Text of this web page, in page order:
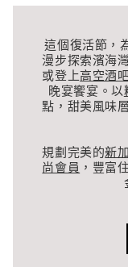
這個復活節，
漫步探索濱海
或登上高空酒
晚宴饗宴。以
點，甜美風味
規劃完美的新
尚會員 ，豐富